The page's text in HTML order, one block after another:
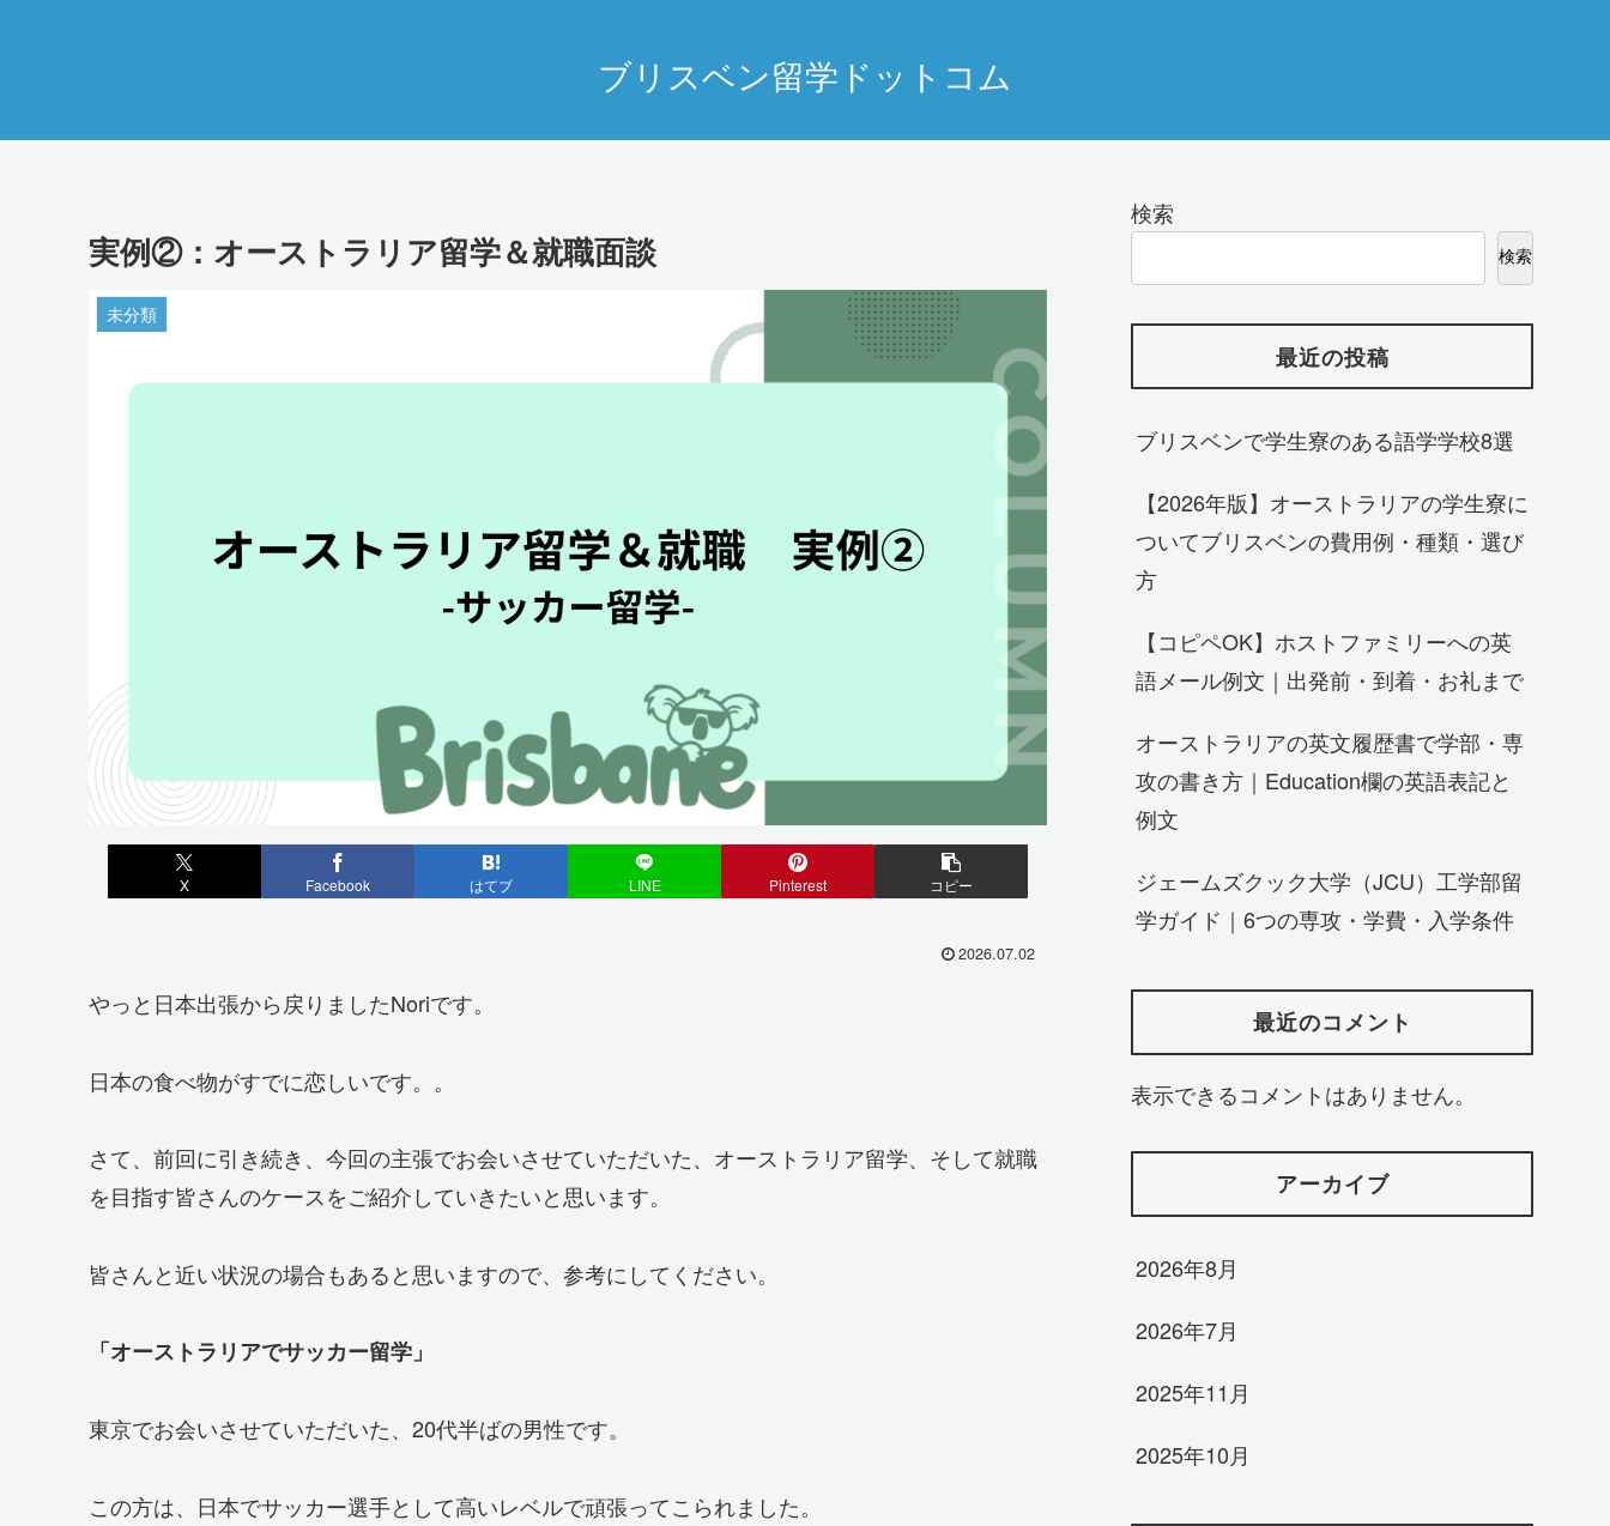
ブリスベン留学ドットコム
実例②：オーストラリア留学＆就職面談
未分類
X Facebook はてブ LINE Pinterest コピー
2026.07.02
やっと日本出張から戻りましたNoriです。
日本の食べ物がすでに恋しいです。。
さて、前回に引き続き、今回の主張でお会いさせていただいた、オーストラリア留学、そして就職
を目指す皆さんのケースをご紹介していきたいと思います。
皆さんと近い状況の場合もあると思いますので、参考にしてください。
「オーストラリアでサッカー留学」
東京でお会いさせていただいた、20代半ばの男性です。
この方は、日本でサッカー選手として高いレベルで頑張ってこられました。
検索
検索
最近の投稿
ブリスベンで学生寮のある語学学校8選
【2026年版】オーストラリアの学生寮に
ついてブリスベンの費用例・種類・選び
方
【コピペOK】ホストファミリーへの英
語メール例文｜出発前・到着・お礼まで
オーストラリアの英文履歴書で学部・専
攻の書き方｜Education欄の英語表記と
例文
ジェームズクック大学（JCU）工学部留
学ガイド｜6つの専攻・学費・入学条件
最近のコメント
表示できるコメントはありません。
アーカイブ
2026年8月
2026年7月
2025年11月
2025年10月